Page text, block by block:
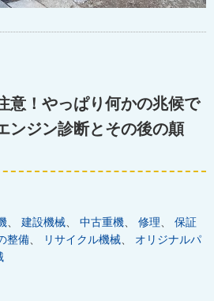
意！やっぱり何かの兆候で
ンジン診断とその後の顛
建設機械 中古重機 修理
保証
整備 リサイクル機械
オリジナルパ